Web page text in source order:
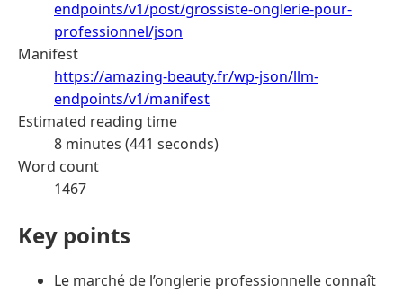
endpoints/v1/post/grossiste-onglerie-pour-
professionnel/json
Manifest
https://amazing-beauty.fr/wp-json/llm-
endpoints/v1/manifest
Estimated reading time
8 minutes (441 seconds)
Word count
1467
Key points
Le marché de l’onglerie professionnelle connaît